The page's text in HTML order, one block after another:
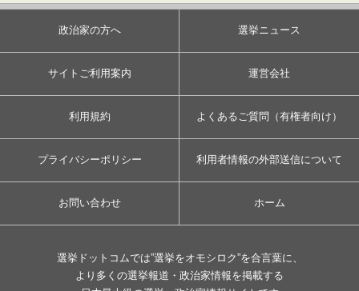
政治家の方へ 選挙ニュース
サイトご利用案内 運営会社
利用規約 よくあるご質問（有権者向け）
プライバシーポリシー 利用者情報の外部送信について
お問い合わせ ホーム
選挙ドットコムでは”選挙をオモシロク”を合言葉に、
より多くの選挙報道・政治家情報を掲載する